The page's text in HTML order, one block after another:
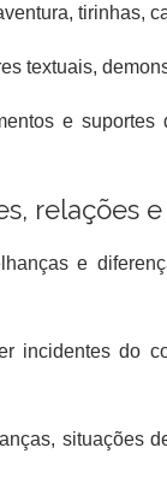
tirinhas,
textuais,
e
relações
e
incidentes do
situações